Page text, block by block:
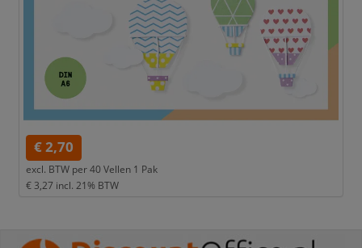
€ 2,70
excl. BTW per40 Vellen 1 Pak
€ 3,27 incl. 21% BTW